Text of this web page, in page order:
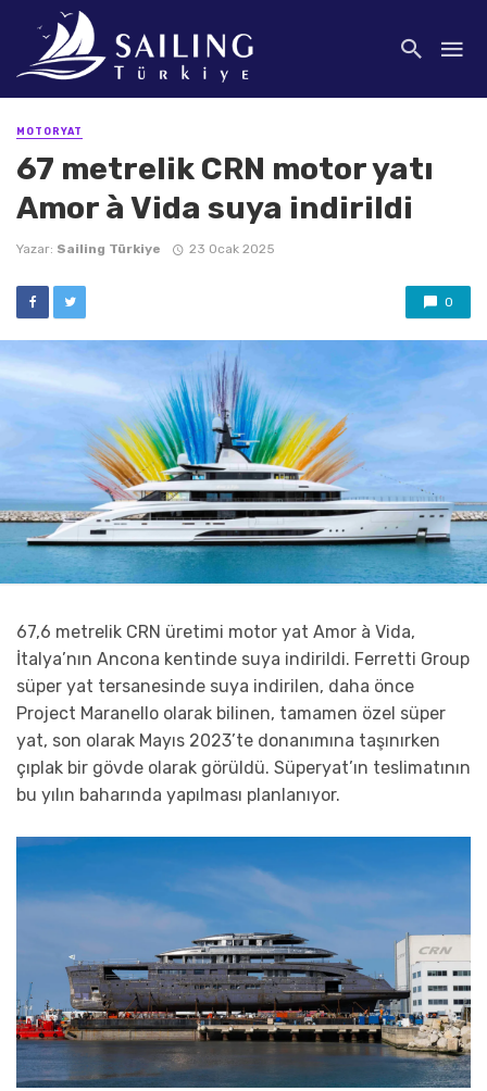
MOTORYAT
67 metrelik CRN motor yatı
Amor à Vida suya indirildi
Yazar: Sailing Türkiye 23 Ocak 2025
0
67,6 metrelik CRN üretimi motor yat Amor à Vida,
İtalya’nın Ancona kentinde suya indirildi. Ferretti Group
süper yat tersanesinde suya indirilen, daha önce
Project Maranello olarak bilinen, tamamen özel süper
yat, son olarak Mayıs 2023’te donanımına taşınırken
çıplak bir gövde olarak görüldü. Süperyat’ın teslimatının
bu yılın baharında yapılması planlanıyor.